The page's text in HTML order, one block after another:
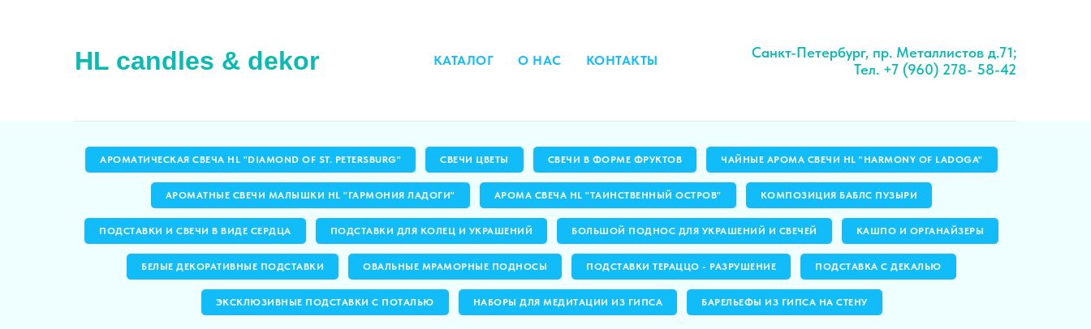
HL candles & dekor КАТАЛОГ О НАС КОНТАКТЫ
Санкт-Петербург, пр. Металлистов д.71;
Тел. +7 (960) 278- 58-42
АРОМАТИЧЕСКАЯ СВЕЧА HL "DIAMOND OF ST. PETERSBURG" СВЕЧИ ЦВЕТЫ СВЕЧИ В ФОРМЕ ФРУКТОВ ЧАЙНЫЕ АРОМА СВЕЧИ HL "HARMONY OF LADOGA"
АРОМАТНЫЕ СВЕЧИ МАЛЫШКИ HL "ГАРМОНИЯ ЛАДОГИ" АРОМА СВЕЧА HL "ТАИНСТВЕННЫЙ ОСТРОВ" КОМПОЗИЦИЯ БАБЛС ПУЗЫРИ
ПОДСТАВКИ И СВЕЧИ В ВИДЕ СЕРДЦА ПОДСТАВКИ ДЛЯ КОЛЕЦ И УКРАШЕНИЙ БОЛЬШОЙ ПОДНОС ДЛЯ УКРАШЕНИЙ И СВЕЧЕЙ КАШПО И ОРГАНАЙЗЕРЫ
БЕЛЫЕ ДЕКОРАТИВНЫЕ ПОДСТАВКИ ОВАЛЬНЫЕ МРАМОРНЫЕ ПОДНОСЫ ПОДСТАВКИ ТЕРАЦЦО - РАЗРУШЕНИЕ ПОДСТАВКА С ДЕКАЛЬЮ
ЭКСКЛЮЗИВНЫЕ ПОДСТАВКИ С ПОТАЛЬЮ НАБОРЫ ДЛЯ МЕДИТАЦИИ ИЗ ГИПСА БАРЕЛЬЕФЫ ИЗ ГИПСА НА СТЕНУ